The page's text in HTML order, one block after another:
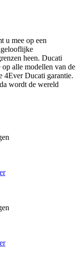
u mee op een
heen. Ducati
alle modellen van de
4Ever Ducati garantie.
wordt de wereld